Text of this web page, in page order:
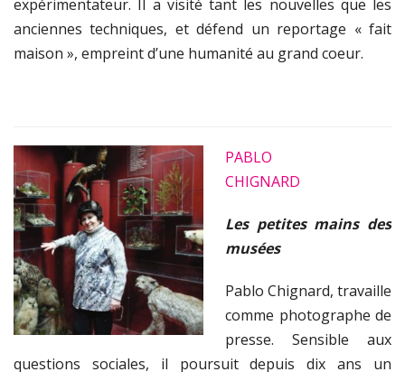
expérimentateur. Il a visité tant les nouvelles que les
anciennes techniques, et défend un reportage « fait
maison », empreint d’une humanité au grand coeur.
PABLO
CHIGNARD
Les petites mains des
musées
Pablo Chignard, travaille
comme photographe de
presse. Sensible aux
questions sociales, il poursuit depuis dix ans un